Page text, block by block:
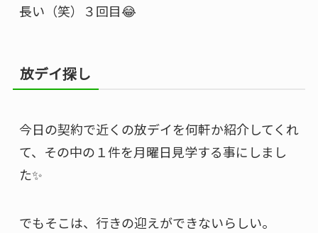
長い（笑）３回目😂
放デイ探し
今日の契約で近くの放デイを何軒か紹介してくれ
て、その中の１件を月曜日見学する事にしまし
た✨
でもそこは、行きの迎えができないらしい。